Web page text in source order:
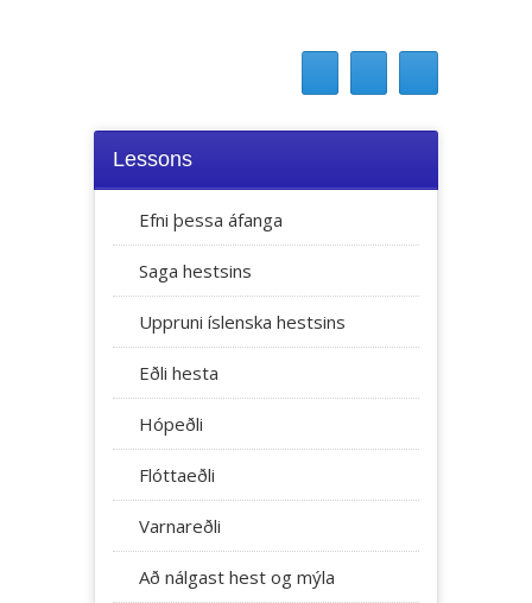
Lessons
Efni þessa áfanga
Saga hestsins
Uppruni íslenska hestsins
Eðli hesta
Hópeðli
Flóttaeðli
Varnareðli
Að nálgast hest og mýla